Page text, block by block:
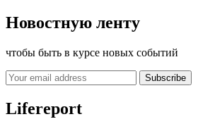
Новостную ленту
чтобы быть в курсе новых событий
Subscribe
Lifereport